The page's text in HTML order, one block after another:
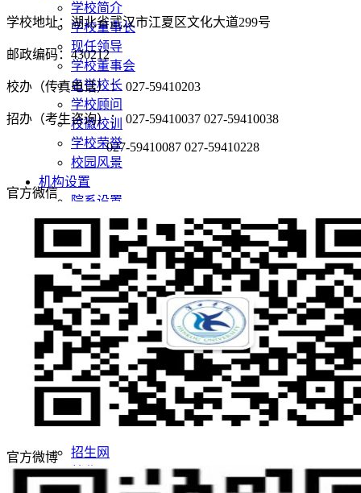
学校简介
学校董事长
现任领导
学校董事会
名誉校长
学校顾问
校徽校训
学校荣誉
校园风景
机构设置
院系设置
管理机构
师资队伍概况
学者名师
名师风采
教学科研
教育教学
科学研究
党团建设
党建阵地
团学天地
招生网
就业网
学校地址：湖北省武汉市江夏区文化大道299号
邮政编码：430212
校办（传真电话）： 027-59410203
招办（考生咨询）： 027-59410037 027-59410038
027-59410087 027-59410228
官方微信
官方微博